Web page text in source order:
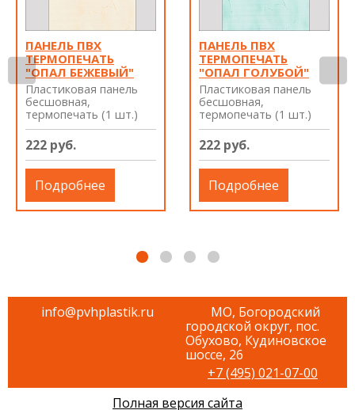
ПАНЕЛЬ ПВХ
ТЕРМОПЕЧАТЬ
"ОПАЛ БЕЖЕВЫЙ"
Пластиковая панель
бесшовная,
термопечать (1 шт.)
222 руб.
Подробнее
ПАНЕЛЬ ПВХ
ТЕРМОПЕЧАТЬ
"ОПАЛ ГОЛУБОЙ"
Пластиковая панель
бесшовная,
термопечать (1 шт.)
222 руб.
Подробнее
info@pvhplastik.ru
МО, Богородский
городской округ, пос.
Обухово, Кудиновское
шоссе, 26
+7 (495) 021-07-00
Полная версия сайта